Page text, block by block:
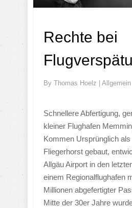
Rechte bei
By Thomas Hoelz Allgemein
Schnellere Abfertigung,
kleiner Flughafen
Kommen Ursprünglich
Fliegerhorst gebaut,
Allgäu Airport in den
einem Regionalflughafen
Millionen abgefertigter
Mitte der 30er Jahre